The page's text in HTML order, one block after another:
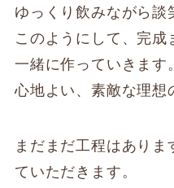
ゆっくり飲みながら談
このようにして、完成
一緒に作っていきます。
心地よい、素敵な理
まだまだ工程はあり
ていただきます。